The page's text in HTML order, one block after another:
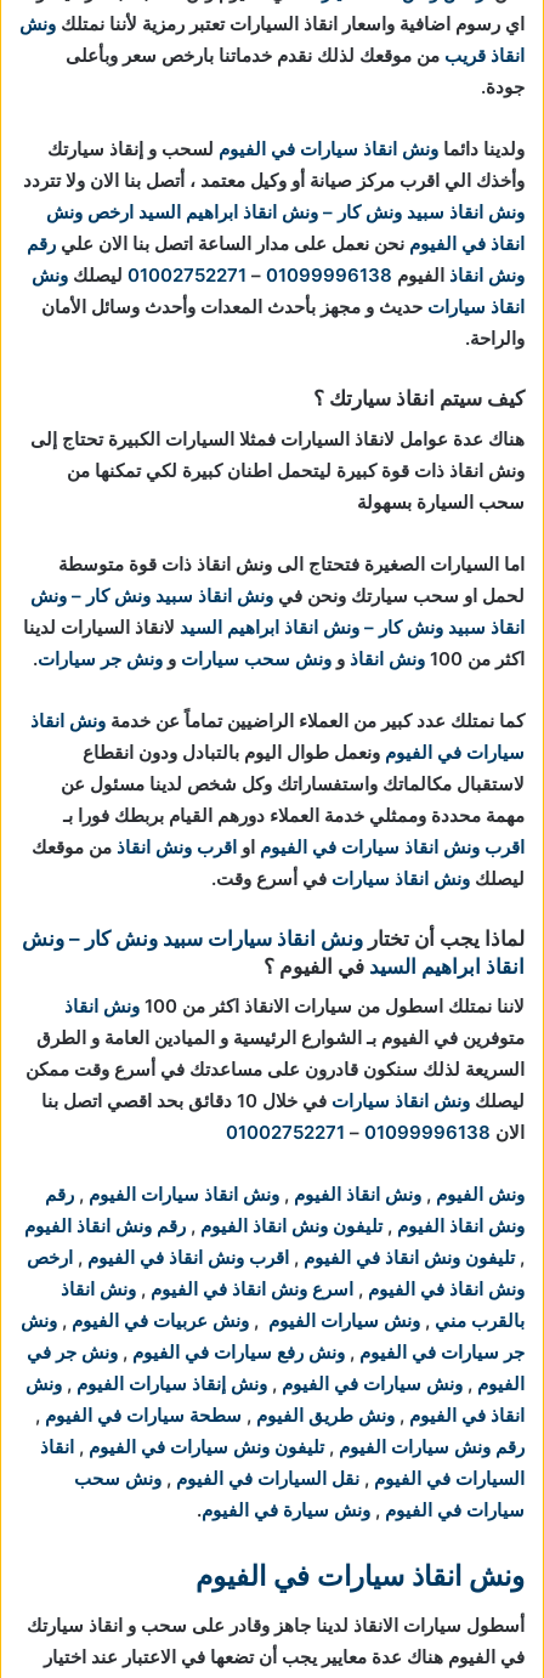
اي رسوم اضافية واسعار انقاذ السيارات تعتبر رمزية لأننا نمتلك ونش
انقاذ قريب من موقعك لذلك نقدم خدماتنا بارخص سعر وبأعلى
جودة.
ولدينا دائما ونش انقاذ سيارات في الفيوم لسحب و إنقاذ سيارتك
وأخذك الي اقرب مركز صيانة أو وكيل معتمد ، أتصل بنا الان ولا تتردد
ونش انقاذ سبيد ونش كار – ونش انقاذ ابراهيم السيد ارخص ونش
انقاذ في الفيوم نحن نعمل على مدار الساعة اتصل بنا الان علي رقم
ونش انقاذ الفيوم 01099996138
–
01002752271 ليصلك ونش
انقاذ سيارات حديث و مجهز بأحدث المعدات وأحدث وسائل الأمان
والراحة.
كيف سيتم انقاذ سيارتك ؟
هناك عدة عوامل لانقاذ السيارات فمثلا السيارات الكبيرة تحتاج إلى
ونش انقاذ ذات قوة كبيرة ليتحمل اطنان كبيرة لكي تمكنها من
سحب السيارة بسهولة
اما السيارات الصغيرة فتحتاج الى ونش انقاذ ذات قوة متوسطة
لحمل او سحب سيارتك ونحن في ونش انقاذ سبيد ونش كار – ونش
انقاذ سبيد ونش كار – ونش انقاذ ابراهيم السيد لانقاذ السيارات لدينا
اكثر من 100
ونش انقاذ و ونش سحب سيارات و ونش جر سيارات.
كما نمتلك عدد كبير من العملاء الراضيين تماماً عن خدمة ونش انقاذ
سيارات في الفيوم ونعمل طوال اليوم بالتبادل ودون انقطاع
لاستقبال مكالماتك واستفساراتك وكل شخص لدينا مسئول عن
مهمة محددة وممثلي خدمة العملاء دورهم القيام بربطك فورا بـ
اقرب ونش انقاذ سيارات في الفيوم او اقرب ونش انقاذ من موقعك
ليصلك ونش انقاذ سيارات في أسرع وقت.
لماذا يجب أن تختار ونش انقاذ سيارات سبيد ونش كار – ونش
انقاذ ابراهيم السيد في الفيوم ؟
لاننا نمتلك اسطول من سيارات الانقاذ اكثر من 100
ونش انقاذ
متوفرين في الفيوم بـ الشوارع الرئيسية و الميادين العامة و الطرق
السريعة لذلك سنكون قادرون على مساعدتك في أسرع وقت ممكن
ليصلك ونش انقاذ سيارات
في خلال 10 دقائق بحد اقصي اتصل بنا
الان 01099996138
–
01002752271
ونش الفيوم , ونش انقاذ الفيوم , ونش انقاذ سيارات الفيوم , رقم
ونش انقاذ الفيوم ,تليفون ونش انقاذ الفيوم , رقم ونش انقاذ الفيوم
,تليفون ونش انقاذ في الفيوم , اقرب ونش انقاذ في الفيوم , ارخص
ونش انقاذ في الفيوم , اسرع ونش انقاذ في الفيوم , ونش انقاذ
بالقرب مني , ونش سيارات الفيوم , ونش عربيات في الفيوم , ونش
جر سيارات في الفيوم , ونش رفع سيارات في الفيوم , ونش جر في
الفيوم , ونش سيارات في الفيوم , ونش إنقاذ سيارات الفيوم , ونش
انقاذ في الفيوم , ونش طريق الفيوم , سطحة سيارات في الفيوم ,
رقم ونش سيارات الفيوم ,تليفون ونش سيارات في الفيوم , انقاذ
السيارات في الفيوم , نقل السيارات في الفيوم , ونش سحب
سيارات في الفيوم , ونش سيارة في الفيوم.
ونش انقاذ سيارات في الفيوم
أسطول سيارات الانقاذ لدينا جاهز وقادر على سحب و انقاذ سيارتك
في الفيوم هناك عدة معايير يجب أن تضعها في الاعتبار عند اختيار